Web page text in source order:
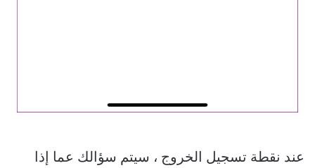
عند نقطة تسجيل الخروج ، سيتم سؤالك عما إذا